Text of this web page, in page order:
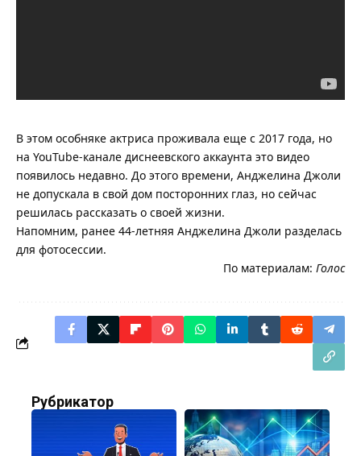
В этом особняке актриса проживала еще с 2017 года, но
на YouTube-канале диснеевского аккаунта это видео
появилось недавно. До этого времени, Анджелина Джоли
не допускала в свой дом посторонних глаз, но сейчас
решилась рассказать о своей жизни.
Напомним, ранее 44-летняя Анджелина Джоли разделась
для фотосессии.
По материалам: Голос
Рубрикатор